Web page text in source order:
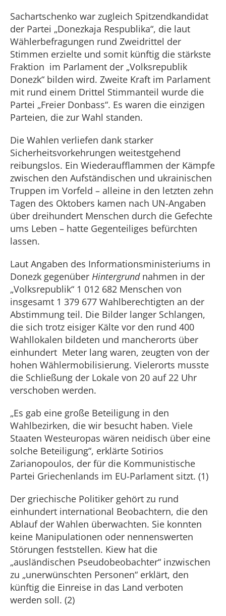
Sachartschenko war zugleich Spitzendkandidat
der Partei „Donezkaja Respublika“, die laut
Wählerbefragungen rund Zweidrittel der
Stimmen erzielte und somit künftig die stärkste
Fraktion im Parlament der „Volksrepublik
Donezk“ bilden wird. Zweite Kraft im Parlament
mit rund einem Drittel Stimmanteil wurde die
Partei „Freier Donbass“. Es waren die einzigen
Parteien, die zur Wahl standen.
Die Wahlen verliefen dank starker
Sicherheitsvorkehrungen weitestgehend
reibungslos. Ein Wiederaufflammen der Kämpfe
zwischen den Aufständischen und ukrainischen
Truppen im Vorfeld – alleine in den letzten zehn
Tagen des Oktobers kamen nach UN-Angaben
über dreihundert Menschen durch die Gefechte
ums Leben – hatte Gegenteiliges befürchten
lassen.
Laut Angaben des Informationsministeriums in
Donezk gegenüber Hintergrundnahmen in der
„Volksrepublik“ 1 012 682 Menschen von
insgesamt 1 379 677 Wahlberechtigten an der
Abstimmung teil. Die Bilder langer Schlangen,
die sich trotz eisiger Kälte vor den rund 400
Wahllokalen bildeten und mancherorts über
einhundert Meter lang waren, zeugten von der
hohen Wählermobilisierung. Vielerorts musste
die Schließung der Lokale von 20 auf 22 Uhr
verschoben werden.
„Es gab eine große Beteiligung in den
Wahlbezirken, die wir besucht haben. Viele
Staaten Westeuropas wären neidisch über eine
solche Beteiligung“, erklärte Sotirios
Zarianopoulos, der für die Kommunistische
Partei Griechenlands im EU-Parlament sitzt. (1)
Der griechische Politiker gehört zu rund
einhundert international Beobachtern, die den
Ablauf der Wahlen überwachten. Sie konnten
keine Manipulationen oder nennenswerten
Störungen feststellen. Kiew hat die
„ausländischen Pseudobeobachter“ inzwischen
zu „unerwünschten Personen“ erklärt, den
künftig die Einreise in das Land verboten
werden soll. (2)